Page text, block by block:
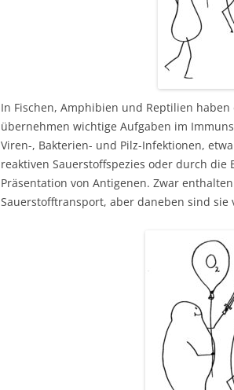
In Fischen, Amphibien und Reptilien
übernehmen wichtige Aufgaben im
Viren-, Bakterien- und Pilz-Infektionen,
reaktiven Sauerstoffspezies oder durch
Präsentation von Antigenen. Zwar
Sauerstofftransport, aber daneben sind